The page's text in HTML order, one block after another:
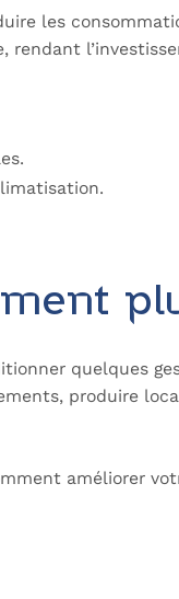
les
quelques
produire
améliorer